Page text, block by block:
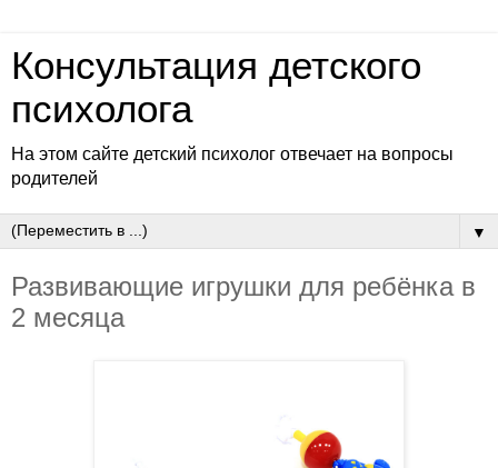
Консультация детского
психолога
На этом сайте детский психолог отвечает на вопросы
родителей
▼
Развивающие игрушки для ребёнка в
2 месяца